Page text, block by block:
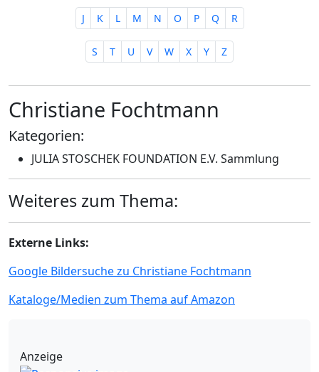
J K L M N O P Q R
S T U V W X Y Z
Christiane Fochtmann
Kategorien:
JULIA STOSCHEK FOUNDATION E.V. Sammlung
Weiteres zum Thema:
Externe Links:
Google Bildersuche zu Christiane Fochtmann
Kataloge/Medien zum Thema auf Amazon
Anzeige